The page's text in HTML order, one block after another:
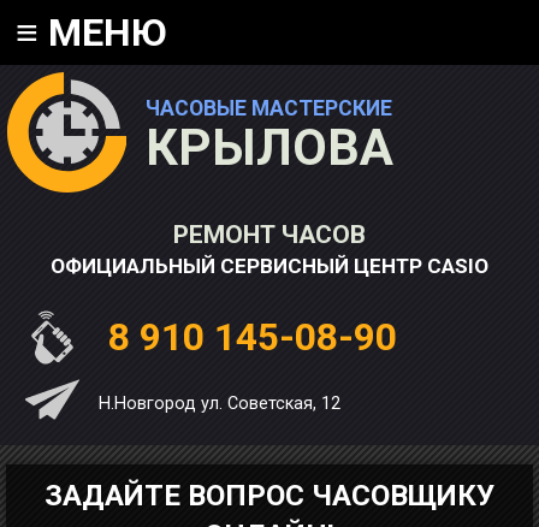
ЧАСОВЫЕ МАСТЕРСКИЕ
КРЫЛОВА
РЕМОНТ ЧАСОВ
ОФИЦИАЛЬНЫЙ СЕРВИСНЫЙ ЦЕНТР CASIO
8 910 145-08-90
Н.Новгород ул. Советская, 12
≡ МЕНЮ
ЗАДАЙТЕ ВОПРОС ЧАСОВЩИКУ